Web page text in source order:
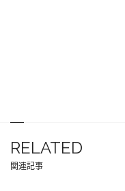
RELATED
関連記事